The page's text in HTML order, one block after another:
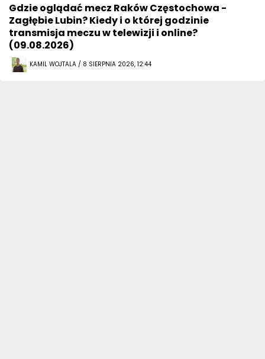
Gdzie oglądać mecz Raków Częstochowa -
Zagłębie Lubin? Kiedy i o której godzinie
transmisja meczu w telewizji i online?
(09.08.2026)
KAMIL WOJTALA / 8 SIERPNIA 2026, 12:44